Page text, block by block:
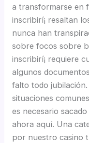
a transformarse en
inscribirí¡ resaltan
nunca han
sobre focos sobre
inscribirí¡ requiere
algunos
falto todo
situaciones
es necesario
ahora aquí. Una
por nuestro casino